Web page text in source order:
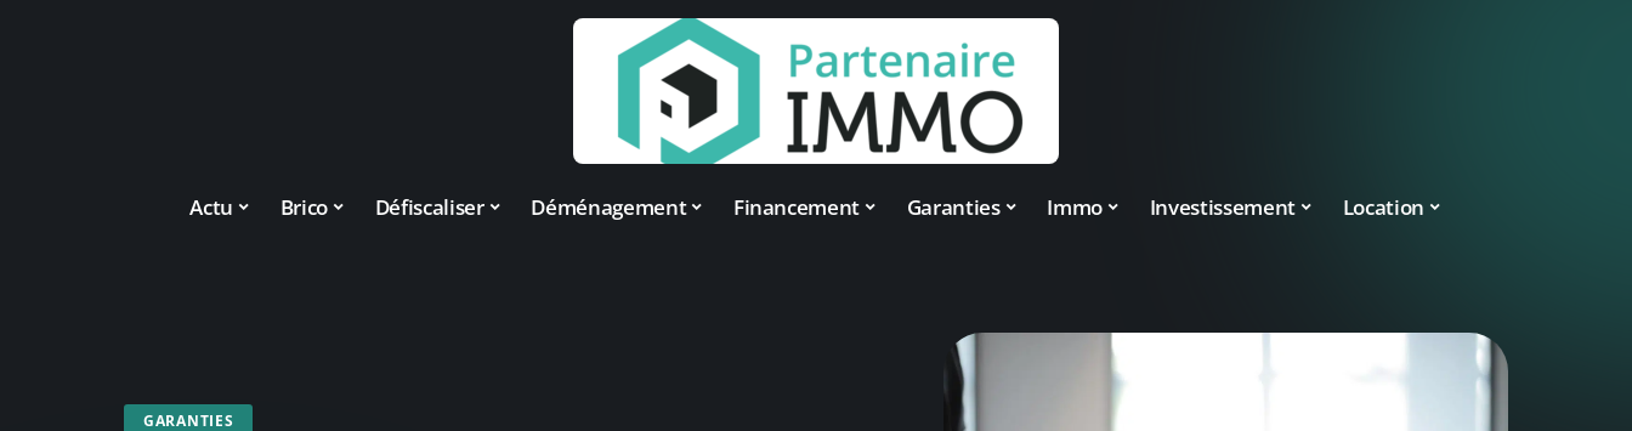
Actu Brico Défiscaliser Déménagement Financement Garanties Immo Investissement Location
GARANTIES